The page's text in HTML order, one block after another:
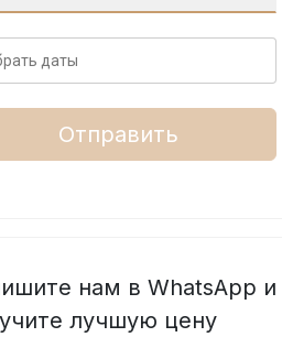
Отправить
нам в WhatsApp и
лучшую цену